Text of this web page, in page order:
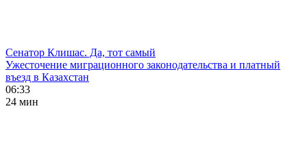
Сенатор Клишас. Да, тот самый
Ужесточение миграционного законодательства и платный
въезд в Казахстан
06:33
24 мин